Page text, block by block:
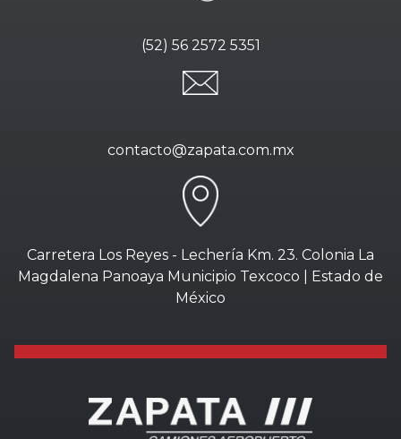
(52) 56 2572 5351
contacto@zapata.com.mx
Carretera Los Reyes - Lechería Km. 23. Colonia La
Magdalena Panoaya Municipio Texcoco | Estado de
México